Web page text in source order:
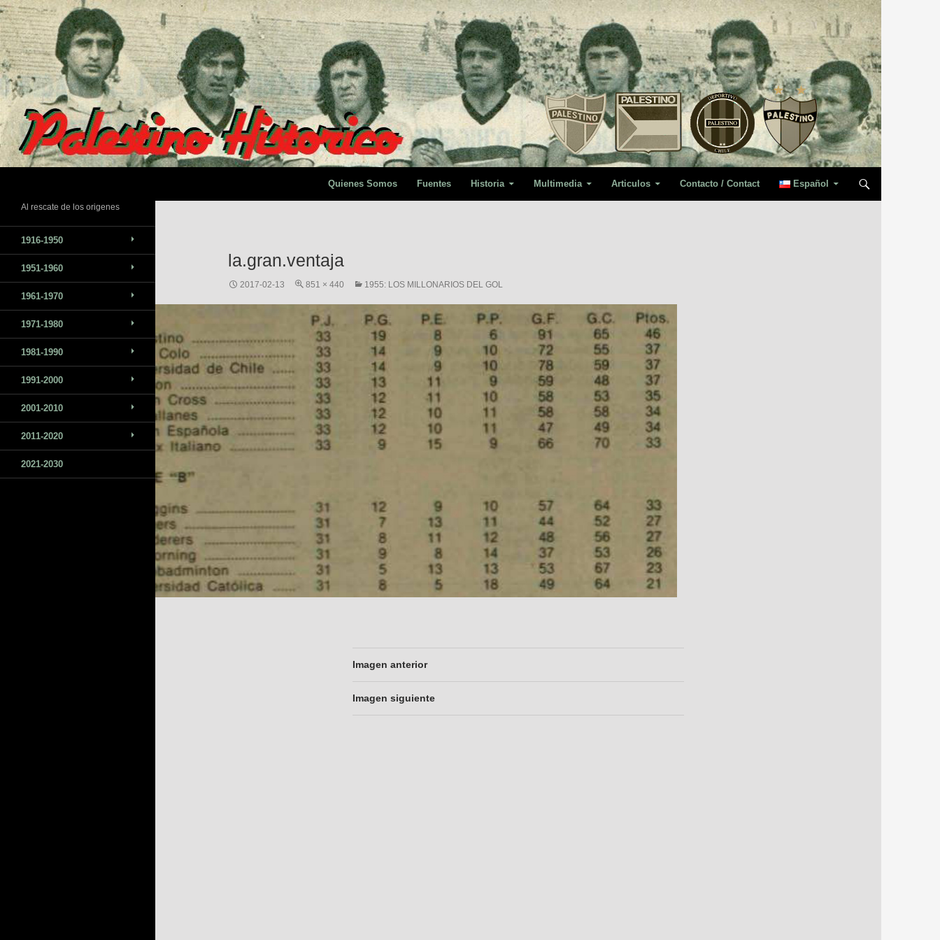
Saltar
al
contenido
Quienes Somos Fuentes Historia Multimedia Articulos Contacto / Contact Español
la.gran.ventaja
2017-02-13 851 × 440 1955: LOS MILLONARIOS DEL GOL
Imagen anterior
Imagen siguiente
Al rescate de los origenes
1916-1950
1951-1960
1961-1970
1971-1980
1981-1990
1991-2000
2001-2010
2011-2020
2021-2030